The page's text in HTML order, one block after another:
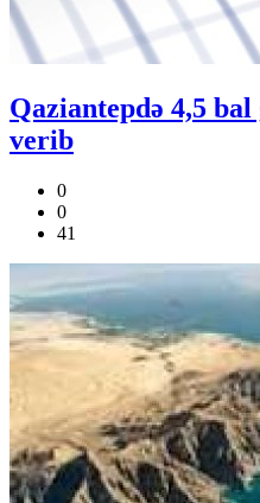
Qaziantepdə 4,5 bal
verib
0
0
41